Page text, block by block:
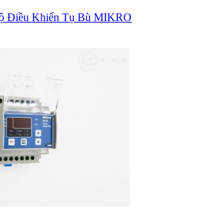
Điều Khiển Tụ Bù MIKRO